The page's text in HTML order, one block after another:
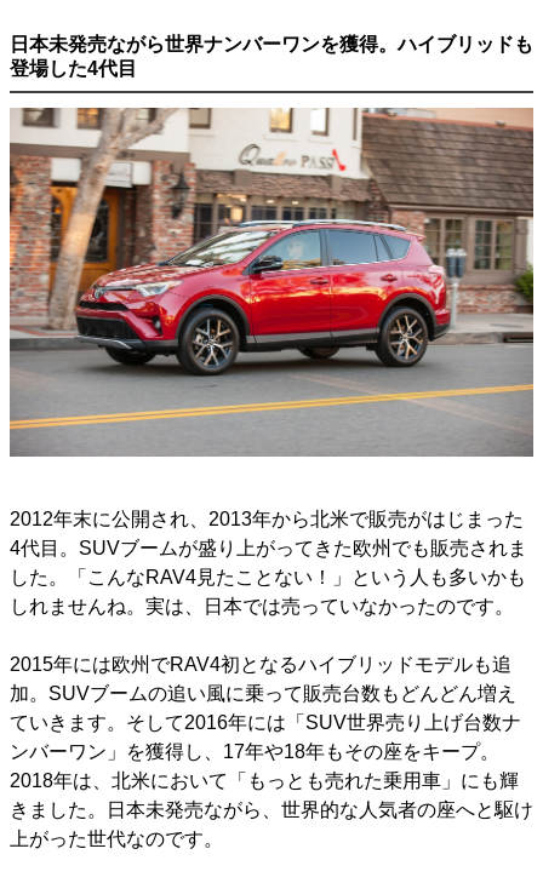
日本未発売ながら世界ナンバーワンを獲得。ハイブリッドも
登場した4代目
2012年末に公開され、2013年から北米で販売がはじまった
4代目。SUVブームが盛り上がってきた欧州でも販売されま
した。「こんなRAV4見たことない！」という人も多いかも
しれませんね。実は、日本では売っていなかったのです。
2015年には欧州でRAV4初となるハイブリッドモデルも追
加。SUVブームの追い風に乗って販売台数もどんどん増え
ていきます。そして2016年には「SUV世界売り上げ台数ナ
ンバーワン」を獲得し、17年や18年もその座をキープ。
2018年は、北米において「もっとも売れた乗用車」にも輝
きました。日本未発売ながら、世界的な人気者の座へと駆け
上がった世代なのです。